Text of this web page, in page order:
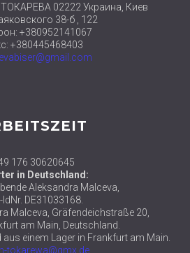
02222 Украина, Киев
38-б , 122
+380952141067
+380445468403
176 30620645
in Deutschland:
Aleksandra Malceva,
IdNr. DE31033168.
Malceva, Gräfendeichstraße 20,
am Main, Deutschland.
einem Lager in Frankfurt am Main.
tokarewa@gmx.de